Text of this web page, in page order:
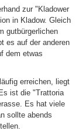
zur "Kladower
in Kladow. Gleich
gutbürgerlichen
es auf der anderen
dem etwas
erreichen, liegt
ist die "Trattoria
Es hat viele
sollte abends